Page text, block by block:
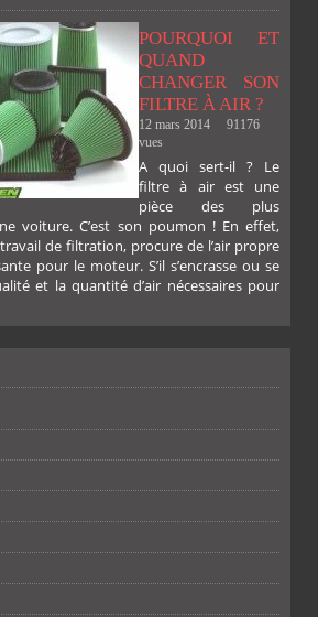
POURQUOI ET
QUAND
CHANGER SON
FILTRE À AIR ?
12 mars 2014
91176
vues
A quoi sert-il ? Le
filtre à air est une
pièce des plus
voiture. C’est son poumon ! En effet,
de filtration, procure de l’air propre
pour le moteur. S’il s’encrasse ou se
et la quantité d’air nécessaires pour